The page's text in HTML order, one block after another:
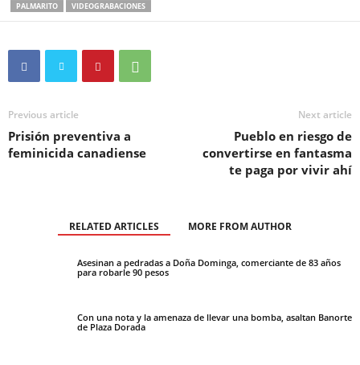
PALMARITO
VIDEOGRABACIONES
Previous article
Prisión preventiva a
feminicida canadiense
Next article
Pueblo en riesgo de
convertirse en fantasma
te paga por vivir ahí
RELATED ARTICLES MORE FROM AUTHOR
Asesinan a pedradas a Doña Dominga, comerciante de 83 años
para robarle 90 pesos
Con una nota y la amenaza de llevar una bomba, asaltan Banorte
de Plaza Dorada